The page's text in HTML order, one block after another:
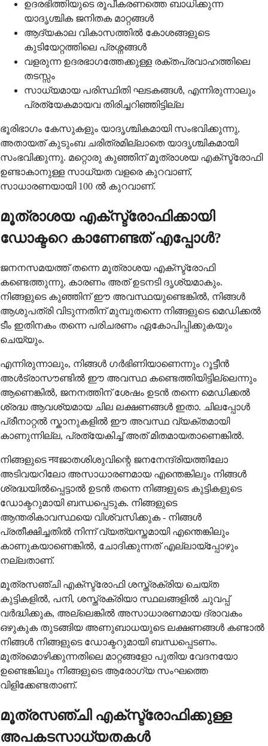
ഉദരഭിത്തിയുടെ രൂപീകരണത്തെ ബാധിക്കുന്ന
യാദൃശ്ചിക ജനിതക മാറ്റങ്ങൾ
ആദ്യകാല വികാസത്തിൽ കോശങ്ങളുടെ
കുടിയേറ്റത്തിലെ പ്രശ്നങ്ങൾ
വളരുന്ന ഉദരഭാഗത്തേക്കുള്ള രക്തപ്രവാഹത്തിലെ
തടസ്സം
സാധ്യമായ പരിസ്ഥിതി ഘടകങ്ങൾ, എന്നിരുന്നാലും
പ്രത്യേകമായവ തിരിച്ചറിഞ്ഞിട്ടില്ല
ഭൂരിഭാഗം കേസുകളും യാദൃശ്ചികമായി സംഭവിക്കുന്നു,
അതായത് കുടുംബ ചരിത്രമില്ലാതെ യാദൃശ്ചികമായി
സംഭവിക്കുന്നു. മറ്റൊരു കുഞ്ഞിന് മൂത്രാശയ എക്സ്ട്രോഫി
ഉണ്ടാകാനുള്ള സാധ്യത വളരെ കുറവാണ്,
സാധാരണയായി 100 ൽ കുറവാണ്.
മൂത്രാശയ എക്സ്ട്രോഫിക്കായി
ഡോക്ടറെ കാണേണ്ടത് എപ്പോൾ?
ജനനസമയത്ത് തന്നെ മൂത്രാശയ എക്സ്ട്രോഫി
കണ്ടെത്തുന്നു, കാരണം അത് ഉടനടി ദൃശ്യമാകും.
നിങ്ങളുടെ കുഞ്ഞിന് ഈ അവസ്ഥയുണ്ടെങ്കിൽ, നിങ്ങൾ
ആശുപത്രി വിടുന്നതിന് മുമ്പുതന്നെ നിങ്ങളുടെ മെഡിക്കൽ
ടീം ഇതിനകം തന്നെ പരിചരണം ഏകോപിപ്പിക്കുകയും
ചെയ്യും.
എന്നിരുന്നാലും, നിങ്ങൾ ഗർഭിണിയാണെന്നും റൂട്ടീൻ
അൾട്രാസൗണ്ടിൽ ഈ അവസ്ഥ കണ്ടെത്തിയിട്ടില്ലെന്നും
ആണെങ്കിൽ, ജനനത്തിന് ശേഷം ഉടൻ തന്നെ മെഡിക്കൽ
ശ്രദ്ധ ആവശ്യമായ ചില ലക്ഷണങ്ങൾ ഇതാ. ചിലപ്പോൾ
പ്രീനാറ്റൽ സ്കാനുകളിൽ ഈ അവസ്ഥ വ്യക്തമായി
കാണുന്നില്ല, പ്രത്യേകിച്ച് അത് മിതമായതാണെങ്കിൽ.
നിങ്ങളുടെ नवജാതശിശുവിന്റെ ജനനേന്ദ്രിയത്തിലോ
അടിവയറിലോ അസാധാരണമായ എന്തെങ്കിലും നിങ്ങൾ
ശ്രദ്ധയിൽപ്പെട്ടാൽ ഉടൻ തന്നെ നിങ്ങളുടെ കുട്ടികളുടെ
ഡോക്ടറുമായി ബന്ധപ്പെടുക. നിങ്ങളുടെ
ആന്തരികാവസ്ഥയെ വിശ്വസിക്കുക - നിങ്ങൾ
പ്രതീക്ഷിച്ചതിൽ നിന്ന് വ്യത്യസ്തമായി എന്തെങ്കിലും
കാണുകയാണെങ്കിൽ, ചോദിക്കുന്നത് എല്ലായ്പ്പോഴും
നല്ലതാണ്.
മൂത്രസഞ്ചി എക്സ്ട്രോഫി ശസ്ത്രക്രിയ ചെയ്ത
കുട്ടികളിൽ, പനി, ശസ്ത്രക്രിയാ സ്ഥലങ്ങളിൽ ചുവപ്പ്
വർദ്ധിക്കുക, അല്ലെങ്കിൽ അസാധാരണമായ ദ്രാവകം
ഒഴുകുക തുടങ്ങിയ അണുബാധയുടെ ലക്ഷണങ്ങൾ കണ്ടാൽ
നിങ്ങൾ നിങ്ങളുടെ ഡോക്ടറുമായി ബന്ധപ്പെടണം.
മൂത്രമൊഴിക്കുന്നതിലെ മാറ്റങ്ങളോ പുതിയ വേദനയോ
ഉണ്ടെങ്കിലും നിങ്ങളുടെ ആരോഗ്യ സംഘത്തെ
വിളിക്കേണ്ടതാണ്.
മൂത്രസഞ്ചി എക്സ്ട്രോഫിക്കുള്ള
അപകടസാധ്യതകൾ